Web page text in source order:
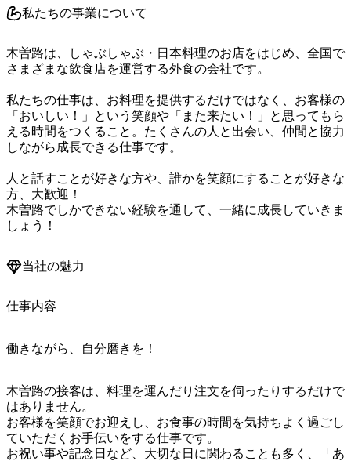
私たちの事業について
木曽路は、しゃぶしゃぶ・日本料理のお店をはじめ、全国で
さまざまな飲食店を運営する外食の会社です。
私たちの仕事は、お料理を提供するだけではなく、お客様の
「おいしい！」という笑顔や「また来たい！」と思ってもら
える時間をつくること。たくさんの人と出会い、仲間と協力
しながら成長できる仕事です。
人と話すことが好きな方や、誰かを笑顔にすることが好きな
方、大歓迎！
木曽路でしかできない経験を通して、一緒に成長していきま
しょう！
当社の魅力
仕事内容
働きながら、自分磨きを！
木曽路の接客は、料理を運んだり注文を伺ったりするだけで
はありません。
お客様を笑顔でお迎えし、お食事の時間を気持ちよく過ごし
ていただくお手伝いをする仕事です。
お祝い事や記念日など、大切な日に関わることも多く、「あ